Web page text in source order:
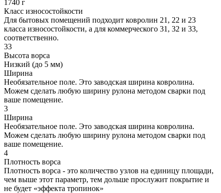
1740 г
Класс износостойкости
Для бытовых помещений подходит ковролин 21, 22 и 23
класса износостойкости, а для коммерческого 31, 32 и 33,
соответственно.
33
Высота ворса
Низкий (до 5 мм)
Ширина
Необязательное поле. Это заводская ширина ковролина.
Можем сделать любую ширину рулона методом сварки под
ваше помещение.
3
Ширина
Необязательное поле. Это заводская ширина ковролина.
Можем сделать любую ширину рулона методом сварки под
ваше помещение.
4
Плотность ворса
Плотность ворса - это количество узлов на единицу площади,
чем выше этот параметр, тем дольше прослужит покрытие и
не будет «эффекта тропинок»